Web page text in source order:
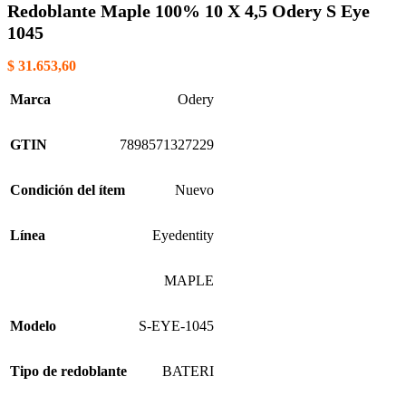
Redoblante Maple 100% 10 X 4,5 Odery S Eye
1045
$ 31.653,60
Marca Odery
GTIN 7898571327229
Condición del ítem Nuevo
Línea Eyedentity
MAPLE
Modelo S-EYE-1045
Tipo de redoblante BATERI